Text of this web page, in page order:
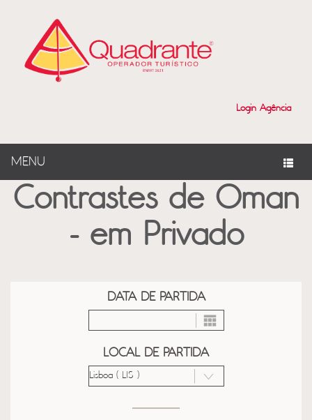
Login Agência
MENU
Contrastes de Oman
- em Privado
DATA DE PARTIDA
LOCAL DE PARTIDA